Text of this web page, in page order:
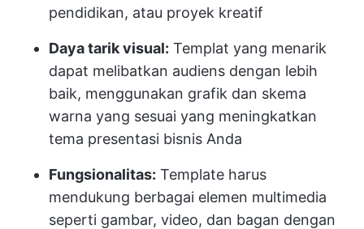
pendidikan, atau proyek kreatif
Daya tarik visual: Templat yang menarik
dapat melibatkan audiens dengan lebih
baik, menggunakan grafik dan skema
warna yang sesuai yang meningkatkan
tema presentasi bisnis Anda
Fungsionalitas: Template harus
mendukung berbagai elemen multimedia
seperti gambar, video, dan bagan dengan